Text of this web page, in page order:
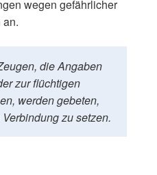
wegen gefährlicher
die Angaben
zur flüchtigen
werden gebeten,
zu setzen.